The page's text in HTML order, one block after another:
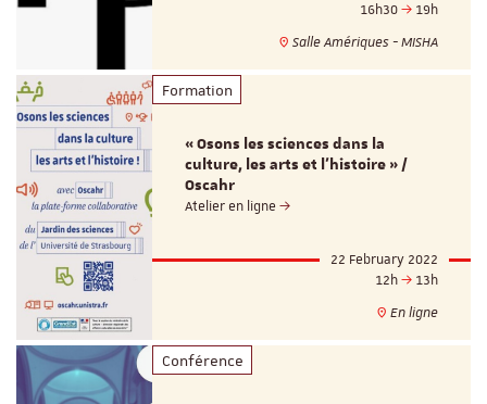
16h30
19h
Salle Amériques - MISHA
Formation
« Osons les sciences dans la
culture, les arts et l’histoire » /
Oscahr
Atelier en ligne
22 February 2022
12h
13h
En ligne
Conférence